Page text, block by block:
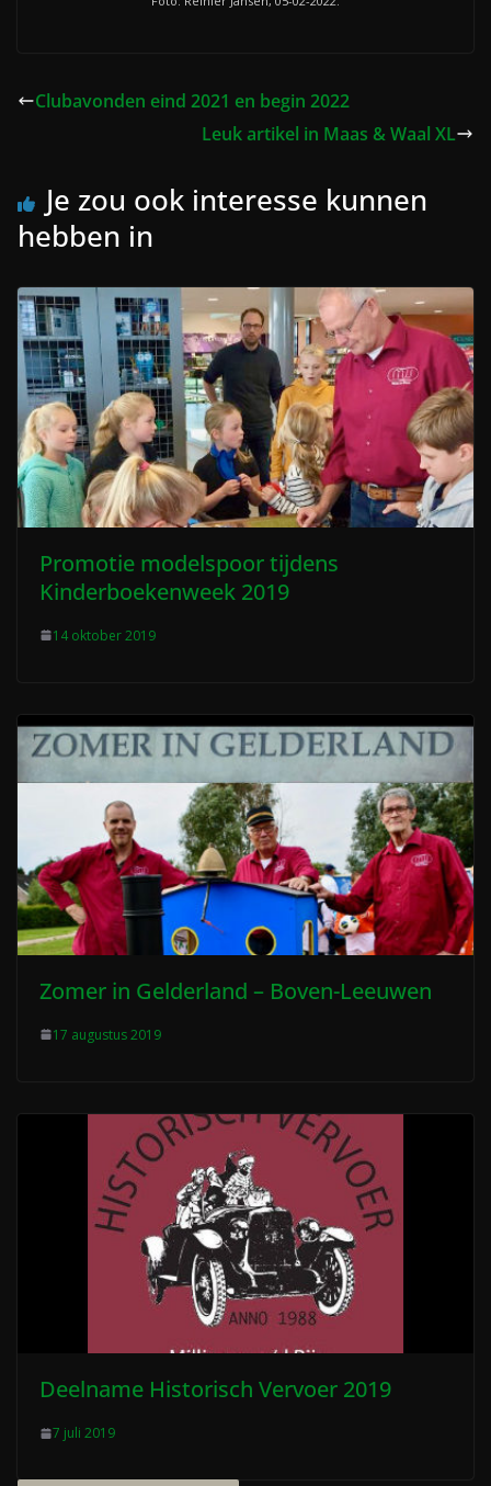
Clubavonden eind 2021 en begin 2022
Leuk artikel in Maas & Waal XL
Je zou ook interesse kunnen
hebben in
Promotie modelspoor tijdens
Kinderboekenweek 2019
14 oktober 2019
Zomer in Gelderland – Boven-Leeuwen
17 augustus 2019
Deelname Historisch Vervoer 2019
7 juli 2019